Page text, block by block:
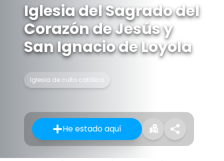
Iglesia del Sagrado del
Corazón de Jesús y
San Ignacio de Loyola
Iglesia de culto católico
He estado aquí